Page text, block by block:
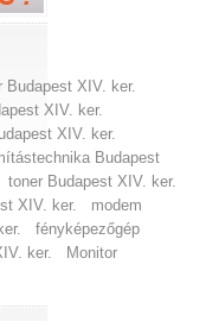
Budapest XIV. ker.
XIV. ker.
XIV. ker.
Budapest
toner Budapest XIV. ker.
XIV. ker.
modem
fényképezőgép
ker.
Monitor